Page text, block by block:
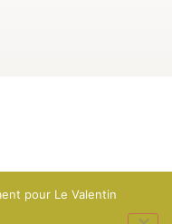
pour Le Valentin